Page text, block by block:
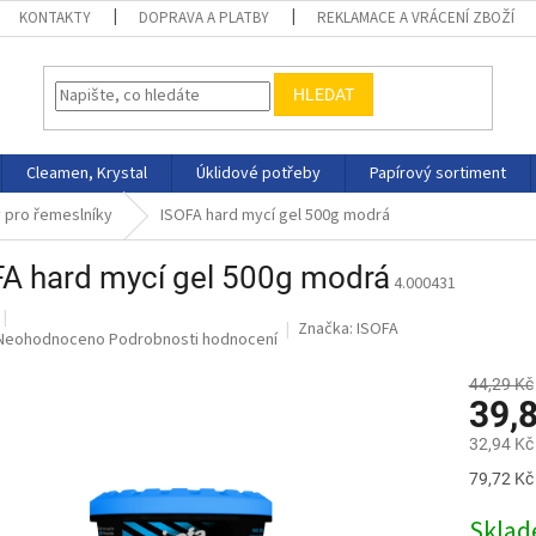
KONTAKTY DOPRAVA A PLATBY REKLAMACE A VRÁCENÍ ZBOŽÍ
HLEDAT
Cleamen, Krystal Úklidové potřeby Papírový sortiment
pro řemeslníky ISOFA hard mycí gel 500g modrá
hard mycí gel 500g modrá 4.000431
Podrobnosti hodnocení Značka: ISOFA
44,29 Kč
32,94 Kč
Měrná
79,72